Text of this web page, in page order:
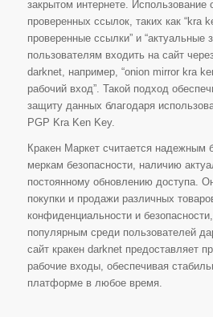
закрытом интернете.
проверенных ссылок, таких как “kra
проверенные ссылки” и “актуальные
пользователям входить на сайт
darknet, например, “onion mirror kra
рабочий вход”. Такой подход
защиту данных благодаря
PGP Kra Ken Key.
Кракен Маркет считается надежным
меркам безопасности, наличию
постоянному обновлению доступа.
покупки и продажи различных
конфиденциальности и
популярным среди пользователей
сайт кракен darknet предоставляет
рабочие входы, обеспечивая
платформе в любое время.